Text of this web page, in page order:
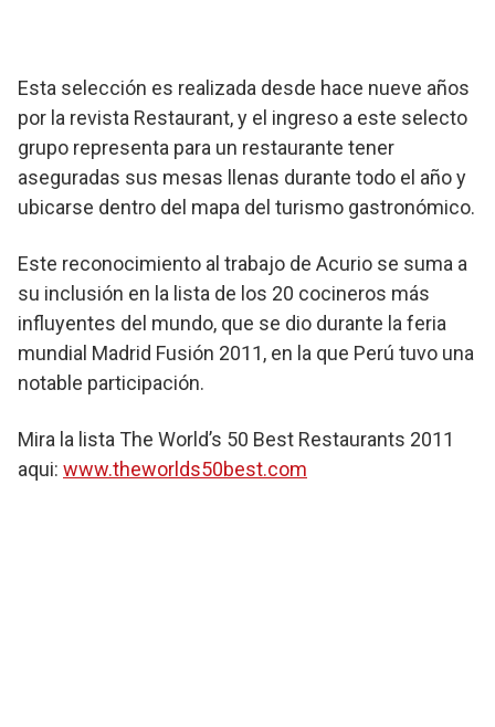
Esta selección es realizada desde hace nueve años
por la revista Restaurant, y el ingreso a este selecto
grupo representa para un restaurante tener
aseguradas sus mesas llenas durante todo el año y
ubicarse dentro del mapa del turismo gastronómico.
Este reconocimiento al trabajo de Acurio se suma a
su inclusión en la lista de los 20 cocineros más
influyentes del mundo, que se dio durante la feria
mundial Madrid Fusión 2011, en la que Perú tuvo una
notable participación.
Mira la lista The World’s 50 Best Restaurants 2011
aqui: www.theworlds50best.com